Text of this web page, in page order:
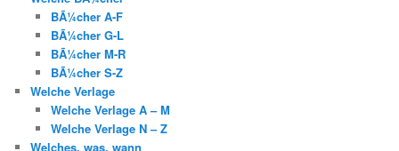
BÃ¼cher A-F
BÃ¼cher G-L
BÃ¼cher M-R
BÃ¼cher S-Z
Welche Verlage
Welche Verlage A – M
Welche Verlage N – Z
Welches, was, wann